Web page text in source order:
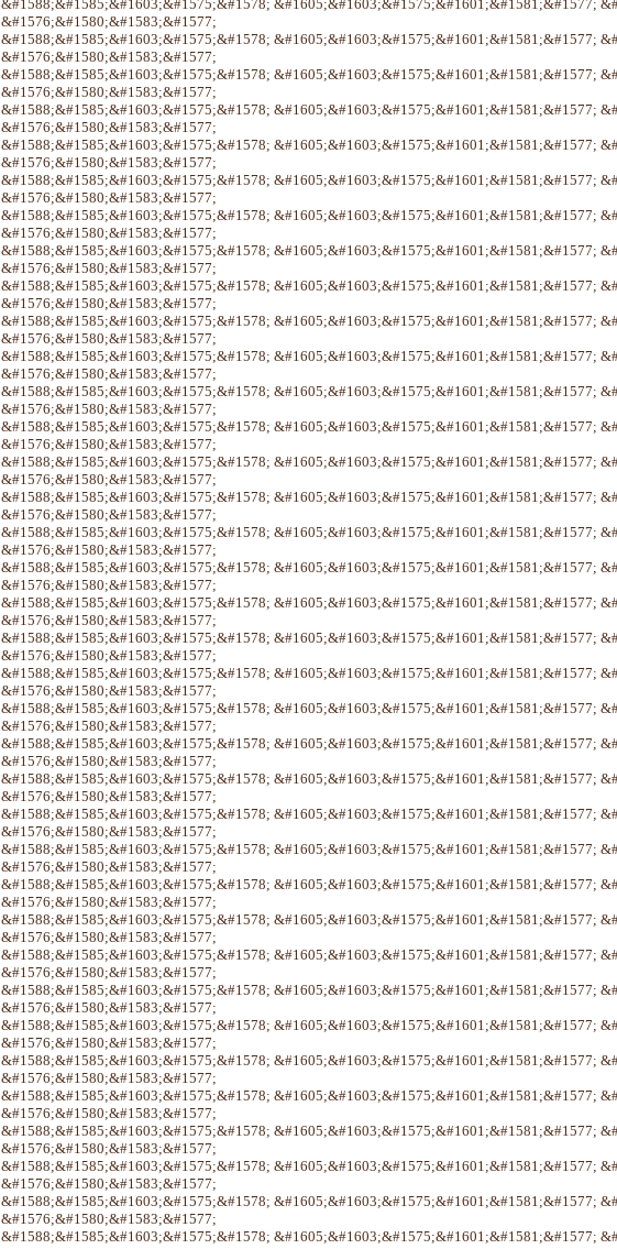
&#1588;&#1585;&#1603;&#1575;&#1578; &#1605;&#1603;&#1575;&#1601;&#1581;&#1577;
&#1576;&#1580;&#1583;&#1577;
&#1588;&#1585;&#1603;&#1575;&#1578; &#1605;&#1603;&#1575;&#1601;&#1581;&#1577;
&#1576;&#1580;&#1583;&#1577;
&#1588;&#1585;&#1603;&#1575;&#1578; &#1605;&#1603;&#1575;&#1601;&#1581;&#1577;
&#1576;&#1580;&#1583;&#1577;
&#1588;&#1585;&#1603;&#1575;&#1578; &#1605;&#1603;&#1575;&#1601;&#1581;&#1577;
&#1576;&#1580;&#1583;&#1577;
&#1588;&#1585;&#1603;&#1575;&#1578; &#1605;&#1603;&#1575;&#1601;&#1581;&#1577;
&#1576;&#1580;&#1583;&#1577;
&#1588;&#1585;&#1603;&#1575;&#1578; &#1605;&#1603;&#1575;&#1601;&#1581;&#1577;
&#1576;&#1580;&#1583;&#1577;
&#1588;&#1585;&#1603;&#1575;&#1578; &#1605;&#1603;&#1575;&#1601;&#1581;&#1577;
&#1576;&#1580;&#1583;&#1577;
&#1588;&#1585;&#1603;&#1575;&#1578; &#1605;&#1603;&#1575;&#1601;&#1581;&#1577;
&#1576;&#1580;&#1583;&#1577;
&#1588;&#1585;&#1603;&#1575;&#1578; &#1605;&#1603;&#1575;&#1601;&#1581;&#1577;
&#1576;&#1580;&#1583;&#1577;
&#1588;&#1585;&#1603;&#1575;&#1578; &#1605;&#1603;&#1575;&#1601;&#1581;&#1577;
&#1576;&#1580;&#1583;&#1577;
&#1588;&#1585;&#1603;&#1575;&#1578; &#1605;&#1603;&#1575;&#1601;&#1581;&#1577;
&#1576;&#1580;&#1583;&#1577;
&#1588;&#1585;&#1603;&#1575;&#1578; &#1605;&#1603;&#1575;&#1601;&#1581;&#1577;
&#1576;&#1580;&#1583;&#1577;
&#1588;&#1585;&#1603;&#1575;&#1578; &#1605;&#1603;&#1575;&#1601;&#1581;&#1577;
&#1576;&#1580;&#1583;&#1577;
&#1588;&#1585;&#1603;&#1575;&#1578; &#1605;&#1603;&#1575;&#1601;&#1581;&#1577;
&#1576;&#1580;&#1583;&#1577;
&#1588;&#1585;&#1603;&#1575;&#1578; &#1605;&#1603;&#1575;&#1601;&#1581;&#1577;
&#1576;&#1580;&#1583;&#1577;
&#1588;&#1585;&#1603;&#1575;&#1578; &#1605;&#1603;&#1575;&#1601;&#1581;&#1577;
&#1576;&#1580;&#1583;&#1577;
&#1588;&#1585;&#1603;&#1575;&#1578; &#1605;&#1603;&#1575;&#1601;&#1581;&#1577;
&#1576;&#1580;&#1583;&#1577;
&#1588;&#1585;&#1603;&#1575;&#1578; &#1605;&#1603;&#1575;&#1601;&#1581;&#1577;
&#1576;&#1580;&#1583;&#1577;
&#1588;&#1585;&#1603;&#1575;&#1578; &#1605;&#1603;&#1575;&#1601;&#1581;&#1577;
&#1576;&#1580;&#1583;&#1577;
&#1588;&#1585;&#1603;&#1575;&#1578; &#1605;&#1603;&#1575;&#1601;&#1581;&#1577;
&#1576;&#1580;&#1583;&#1577;
&#1588;&#1585;&#1603;&#1575;&#1578; &#1605;&#1603;&#1575;&#1601;&#1581;&#1577;
&#1576;&#1580;&#1583;&#1577;
&#1588;&#1585;&#1603;&#1575;&#1578; &#1605;&#1603;&#1575;&#1601;&#1581;&#1577;
&#1576;&#1580;&#1583;&#1577;
&#1588;&#1585;&#1603;&#1575;&#1578; &#1605;&#1603;&#1575;&#1601;&#1581;&#1577;
&#1576;&#1580;&#1583;&#1577;
&#1588;&#1585;&#1603;&#1575;&#1578; &#1605;&#1603;&#1575;&#1601;&#1581;&#1577;
&#1576;&#1580;&#1583;&#1577;
&#1588;&#1585;&#1603;&#1575;&#1578; &#1605;&#1603;&#1575;&#1601;&#1581;&#1577;
&#1576;&#1580;&#1583;&#1577;
&#1588;&#1585;&#1603;&#1575;&#1578; &#1605;&#1603;&#1575;&#1601;&#1581;&#1577;
&#1576;&#1580;&#1583;&#1577;
&#1588;&#1585;&#1603;&#1575;&#1578; &#1605;&#1603;&#1575;&#1601;&#1581;&#1577;
&#1576;&#1580;&#1583;&#1577;
&#1588;&#1585;&#1603;&#1575;&#1578; &#1605;&#1603;&#1575;&#1601;&#1581;&#1577;
&#1576;&#1580;&#1583;&#1577;
&#1588;&#1585;&#1603;&#1575;&#1578; &#1605;&#1603;&#1575;&#1601;&#1581;&#1577;
&#1576;&#1580;&#1583;&#1577;
&#1588;&#1585;&#1603;&#1575;&#1578; &#1605;&#1603;&#1575;&#1601;&#1581;&#1577;
&#1576;&#1580;&#1583;&#1577;
&#1588;&#1585;&#1603;&#1575;&#1578; &#1605;&#1603;&#1575;&#1601;&#1581;&#1577;
&#1576;&#1580;&#1583;&#1577;
&#1588;&#1585;&#1603;&#1575;&#1578; &#1605;&#1603;&#1575;&#1601;&#1581;&#1577;
&#1576;&#1580;&#1583;&#1577;
&#1588;&#1585;&#1603;&#1575;&#1578; &#1605;&#1603;&#1575;&#1601;&#1581;&#1577;
&#1576;&#1580;&#1583;&#1577;
&#1588;&#1585;&#1603;&#1575;&#1578; &#1605;&#1603;&#1575;&#1601;&#1581;&#1577;
&#1576;&#1580;&#1583;&#1577;
&#1588;&#1585;&#1603;&#1575;&#1578; &#1605;&#1603;&#1575;&#1601;&#1581;&#1577;
&#1576;&#1580;&#1583;&#1577;
&#1588;&#1585;&#1603;&#1575;&#1578; &#1605;&#1603;&#1575;&#1601;&#1581;&#1577;